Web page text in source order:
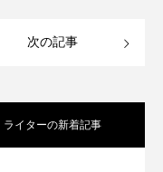
次の記事
ライターの新着記事